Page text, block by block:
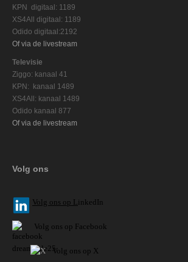
KPN digitaal: 1189
XS4All digitaal: 1189
Odido digitaal:2192
Of via de livestream
Televisie
Ziggo: kanaal 41
KPN: kanaal 1489
XS4All: kanaal 1489
Odido kanaal 877
Of via de livestream
Volg ons
Volg ons op L inkedIn
Volg ons op Facebook
Volg ons op X